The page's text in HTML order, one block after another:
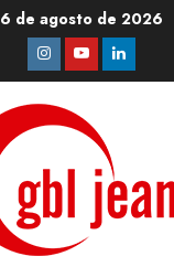
6 de agosto de 2026
Instagram
YoutubeLinkedin